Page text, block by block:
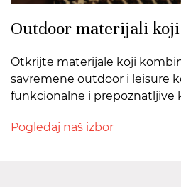
Outdoor materijali
Otkrijte materijale koji
savremene outdoor i leisure
funkcionalne i prepoznatljive
Pogledaj naš izbor